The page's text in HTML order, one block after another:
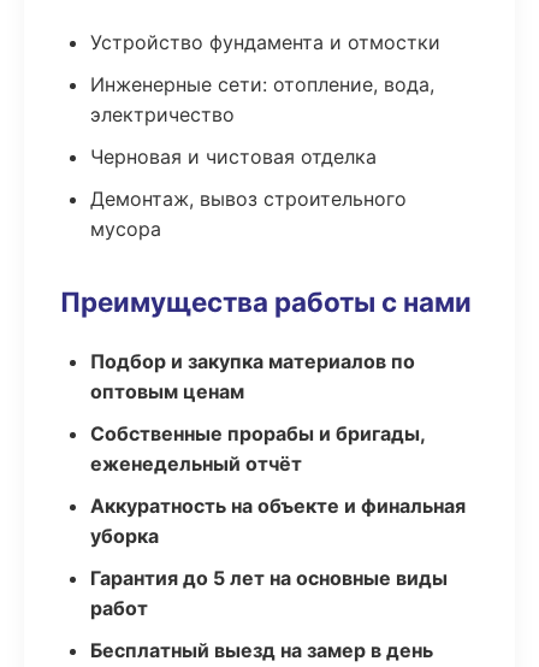
Устройство фундамента и отмостки
Инженерные сети: отопление, вода,
электричество
Черновая и чистовая отделка
Демонтаж, вывоз строительного
мусора
Преимущества работы с нами
Подбор и закупка материалов по
оптовым ценам
Собственные прорабы и бригады,
еженедельный отчёт
Аккуратность на объекте и финальная
уборка
Гарантия до 5 лет на основные виды
работ
Бесплатный выезд на замер в день